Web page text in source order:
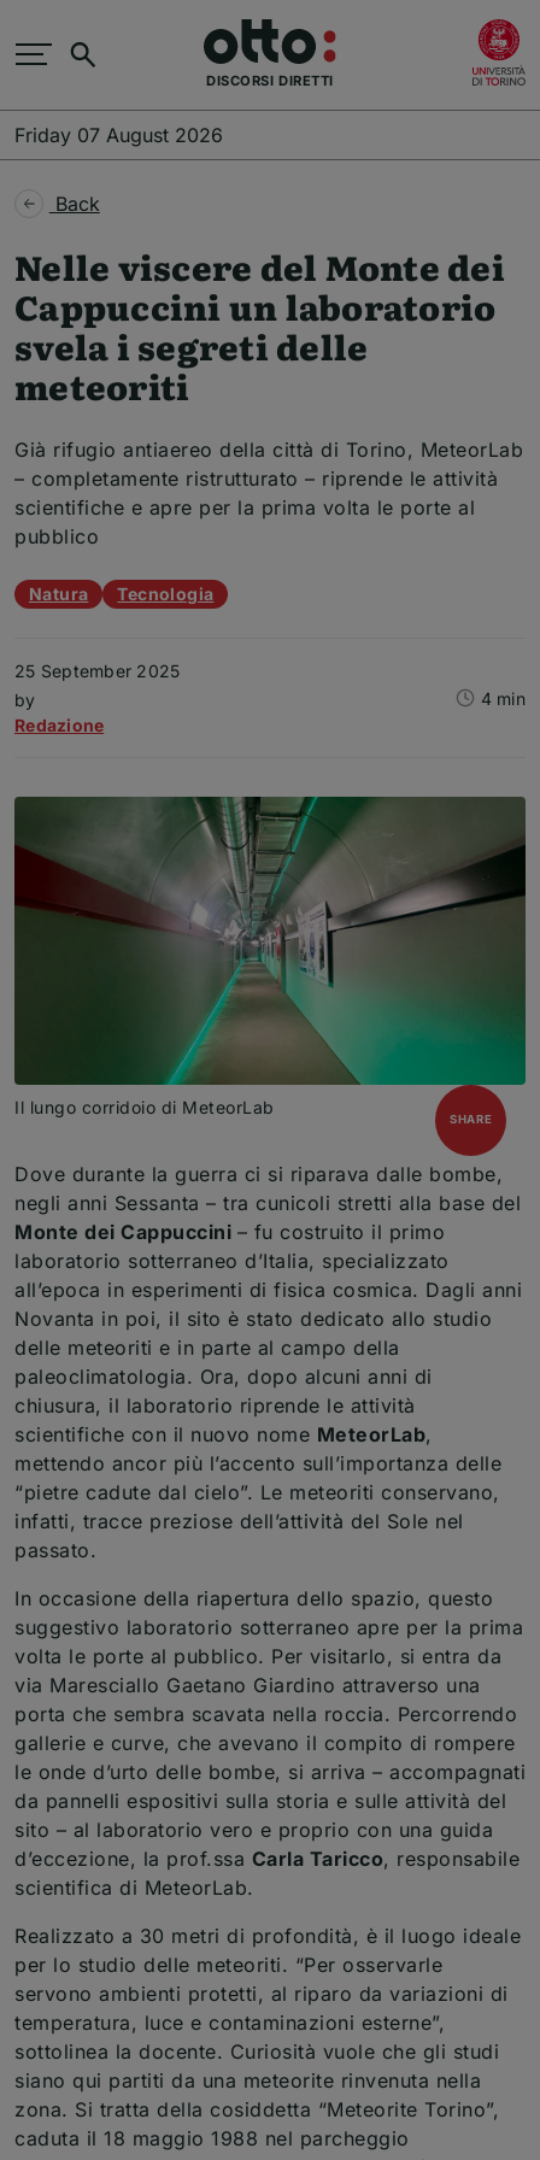
DISCORSI DIRETTI
Friday 07 August 2026
Back
Nelle viscere del Monte dei
Cappuccini un laboratorio
svela i segreti delle
meteoriti
Già rifugio antiaereo della città di Torino, MeteorLab
– completamente ristrutturato – riprende le attività
scientifiche e apre per la prima volta le porte al
pubblico
Natura Tecnologia
25 September 2025
Article
by
Redazione
4 min
Il lungo corridoio di MeteorLab
open
SHARE
Dove durante la guerra ci si riparava dalle bombe,
negli anni Sessanta – tra cunicoli stretti alla base del
Monte dei Cappuccini – fu costruito il primo
laboratorio sotterraneo d’Italia, specializzato
all’epoca in esperimenti di fisica cosmica. Dagli anni
Novanta in poi, il sito è stato dedicato allo studio
delle meteoriti e in parte al campo della
paleoclimatologia. Ora, dopo alcuni anni di
chiusura, il laboratorio riprende le attività
scientifiche con il nuovo nome MeteorLab,
mettendo ancor più l’accento sull’importanza delle
“pietre cadute dal cielo”. Le meteoriti conservano,
infatti, tracce preziose dell’attività del Sole nel
passato.
In occasione della riapertura dello spazio, questo
suggestivo laboratorio sotterraneo apre per la prima
volta le porte al pubblico. Per visitarlo, si entra da
via Maresciallo Gaetano Giardino attraverso una
porta che sembra scavata nella roccia. Percorrendo
gallerie e curve, che avevano il compito di rompere
le onde d’urto delle bombe, si arriva – accompagnati
da pannelli espositivi sulla storia e sulle attività del
sito – al laboratorio vero e proprio con una guida
d’eccezione, la prof.ssa Carla Taricco, responsabile
scientifica di MeteorLab.
Realizzato a 30 metri di profondità, è il luogo ideale
per lo studio delle meteoriti. “Per osservarle
servono ambienti protetti, al riparo da variazioni di
temperatura, luce e contaminazioni esterne”,
sottolinea la docente. Curiosità vuole che gli studi
siano qui partiti da una meteorite rinvenuta nella
zona. Si tratta della cosiddetta “Meteorite Torino”,
caduta il 18 maggio 1988 nel parcheggio